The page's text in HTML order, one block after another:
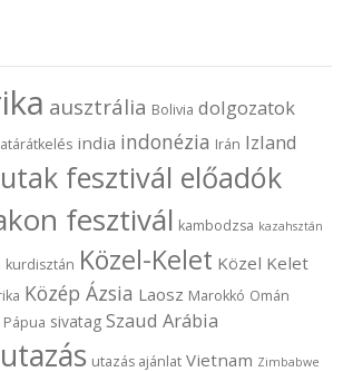
ausztrália Bolivia dolgozatok
india indonézia Irán Izland
fesztivál előadók
fesztivál kambodzsa kazahsztán
kurdisztán Közel-Kelet Közel Kelet
Közép Ázsia Laosz Marokkó Omán
Pápua sivatag Szaud Arábia
utazás utazás ajánlat Vietnam Zimbabwe